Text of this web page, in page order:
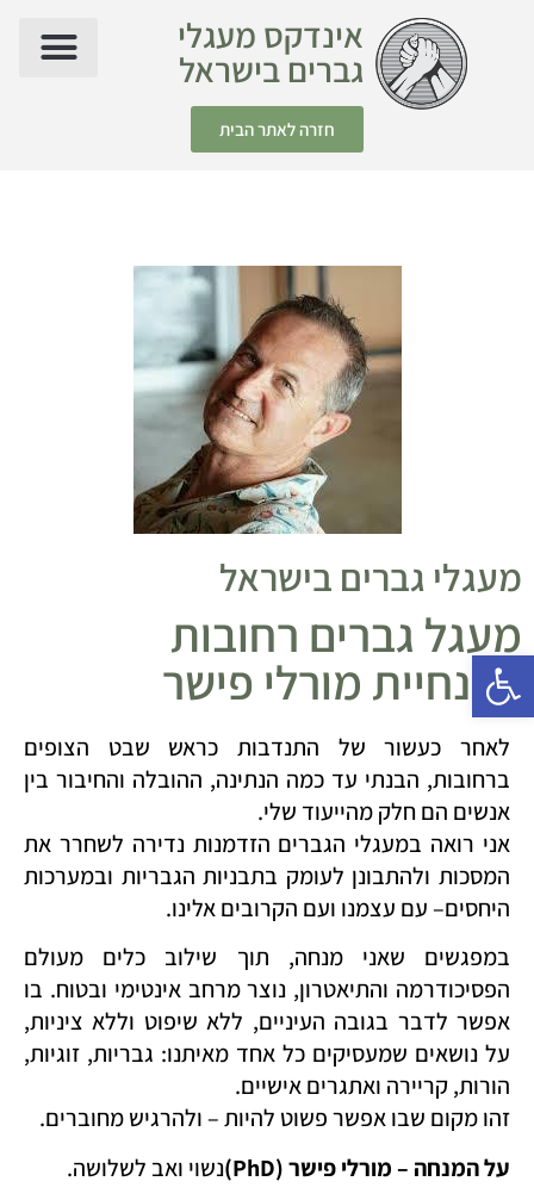
פתח סרגל נגישות
אינדקס מעגלי
גברים בישראל
חזרה לאתר הבית
מעגלי גברים בישראל
מעגל גברים רחובות
בהנחיית מורלי פישר
לאחר כעשור של התנדבות כראש שבט הצופים
ברחובות, הבנתי עד כמה הנתינה, ההובלה והחיבור בין
אנשים הם חלק מהייעוד שלי.
אני רואה במעגלי הגברים הזדמנות נדירה לשחרר את
המסכות ולהתבונן לעומק בתבניות הגבריות ובמערכות
היחסים– עם עצמנו ועם הקרובים אלינו.
במפגשים שאני מנחה, תוך שילוב כלים מעולם
הפסיכודרמה והתיאטרון, נוצר מרחב אינטימי ובטוח. בו
אפשר לדבר בגובה העיניים, ללא שיפוט וללא ציניות,
על נושאים שמעסיקים כל אחד מאיתנו: גבריות, זוגיות,
הורות, קריירה ואתגרים אישיים.
זהו מקום שבו אפשר פשוט להיות – ולהרגיש מחוברים.
על המנחה – מורלי פישר(PhD)
נשוי ואב לשלושה.